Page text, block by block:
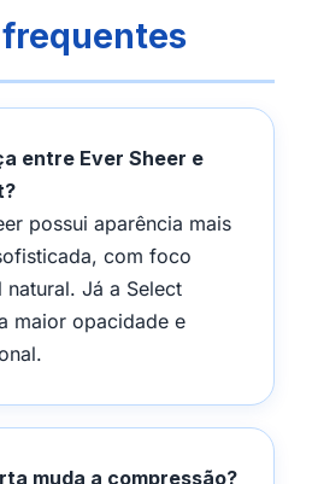
entre Ever Sheer e
possui aparência mais
com foco
Já a Select
maior opacidade e
muda a compressão?